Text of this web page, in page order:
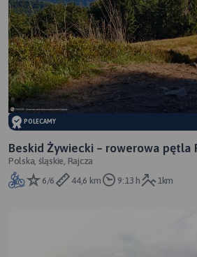
POLECAMY
Beskid Żywiecki – rowerowa pętla
Raczy (turystyczne MTB) – 42 km
Polska, śląskie, Rajcza
6/6
44,6 km 9:13 h 1km